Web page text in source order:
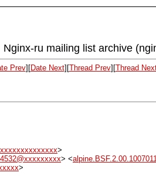
Nginx-ru mailing list archive
Prev][Date Next][Thread Prev][Thread
>
> <
>